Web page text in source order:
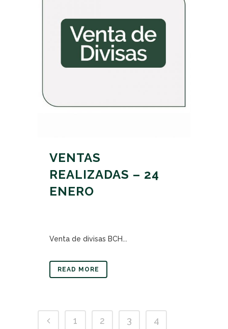
VENTAS
REALIZADAS – 24
ENERO
Venta de divisas BCH...
READ MORE
1 2 3
4